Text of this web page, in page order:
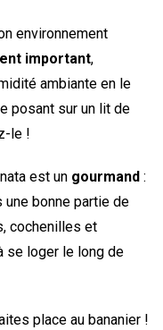
environnement
important,
ambiante en le
posant sur un lit de
le !
est un gourmand :
bonne partie de
cochenilles et
se loger le long de
place au bananier !